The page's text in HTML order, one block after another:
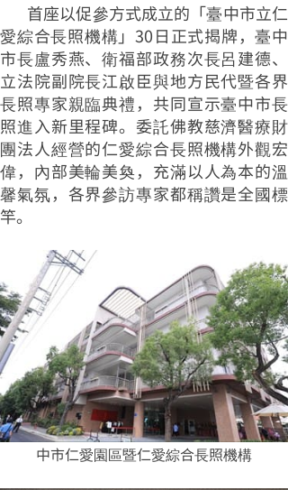
首座以促參方式成立的「臺中市立仁
愛綜合長照機構」30日正式揭牌，臺中
市長盧秀燕、衛福部政務次長呂建德、
立法院副院長江啟臣與地方民代暨各界
長照專家親臨典禮，共同宣示臺中市長
照進入新里程碑。委託佛教慈濟醫療財
團法人經營的仁愛綜合長照機構外觀宏
偉，內部美輪美奐，充滿以人為本的溫
馨氣氛，各界參訪專家都稱讚是全國標
竿。
中市仁愛園區暨仁愛綜合長照機構